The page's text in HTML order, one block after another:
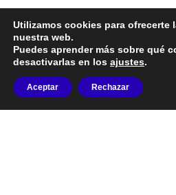
Utilizamos cookies para ofrecerte
nuestra web.
Puedes aprender más sobre qué
desactivarlas en los ajustes.
Aceptar Rechazar